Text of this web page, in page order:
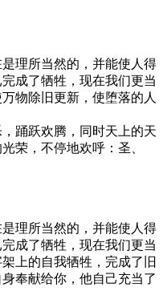
理所当然的，并能使人得
成了牺牲，现在我们更当
物除旧更新，使堕落的人
踊跃欢腾，同时天上的天
荣，不停地欢呼：圣、
理所当然的，并能使人得
成了牺牲，现在我们更当
上的自我牺牲，完成了旧
奉献给你，他自己充当了